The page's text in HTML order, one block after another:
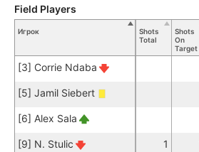
Игрок
Shots
Total
Shots
On
Target
[3] Corrie Ndaba
[5] Jamil Siebert
[6] Alex Sala
[9] N. Stulic 1
Field Players